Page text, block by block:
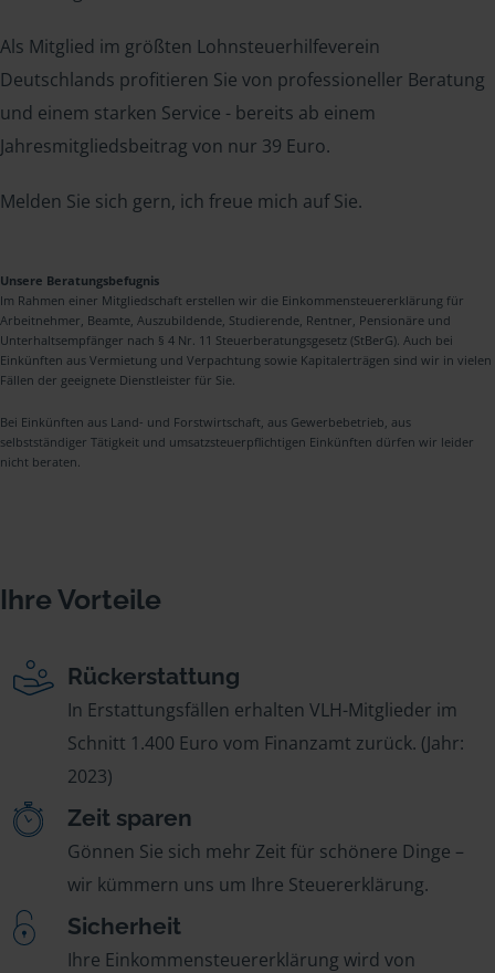
Als Mitglied im größten Lohnsteuerhilfeverein
Deutschlands profitieren Sie von professioneller Beratung
und einem starken Service - bereits ab einem
Jahresmitgliedsbeitrag von nur 39 Euro.
Melden Sie sich gern, ich freue mich auf Sie.
Unsere Beratungsbefugnis
Im Rahmen einer Mitgliedschaft erstellen wir die Einkommensteuererklärung für
Arbeitnehmer, Beamte, Auszubildende, Studierende, Rentner, Pensionäre und
Unterhaltsempfänger nach § 4 Nr. 11 Steuerberatungsgesetz (StBerG). Auch bei
Einkünften aus Vermietung und Verpachtung sowie Kapitalerträgen sind wir in vielen
Fällen der geeignete Dienstleister für Sie.
Bei Einkünften aus Land- und Forstwirtschaft, aus Gewerbebetrieb, aus
selbstständiger Tätigkeit und umsatzsteuerpflichtigen Einkünften dürfen wir leider
nicht beraten.
Ihre Vorteile
Rückerstattung
In Erstattungsfällen erhalten VLH-Mitglieder im
Schnitt 1.400 Euro vom Finanzamt zurück. (Jahr:
2023)
Zeit sparen
Gönnen Sie sich mehr Zeit für schönere Dinge –
wir kümmern uns um Ihre Steuererklärung.
Sicherheit
Ihre Einkommensteuererklärung wird von